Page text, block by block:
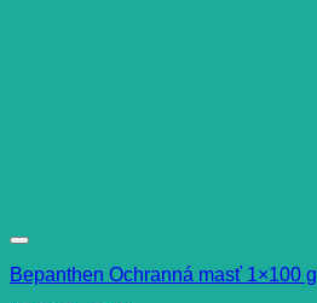
Bepanthen Ochranná masť 1×100 g